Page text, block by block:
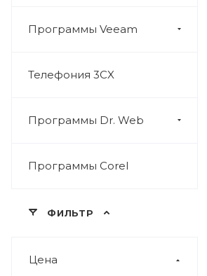
Программы Veeam
Телефония 3CX
Программы Dr. Web
Программы Corel
ФИЛЬТР
Цена